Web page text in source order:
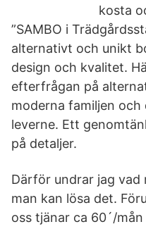
kosta
”SAMBO i
alternativt och unikt
design och kvalitet.
efterfrågan på
moderna familjen
leverne. Ett
på detaljer.
Därför undrar jag
man kan lösa det.
oss tjänar ca 60´/